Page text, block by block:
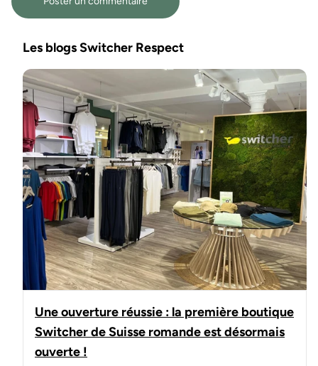
Les blogs Switcher Respect
Une ouverture réussie : la première boutique
Switcher de Suisse romande est désormais
ouverte !